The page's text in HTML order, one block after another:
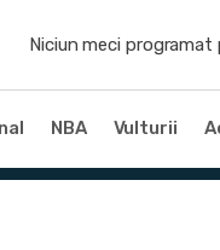
Niciun meci
NBA Vulturii